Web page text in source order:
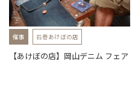
催事 石巻あけぼの店
【あけぼの店】岡山デニム フェア